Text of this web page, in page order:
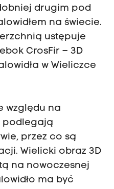
drugim pod
na świecie.
ustępuje
CrosFir – 3D
w Wieliczce
względu na
podlegają
przez co są
Wielicki obraz 3D
na nowoczesnej
ma być